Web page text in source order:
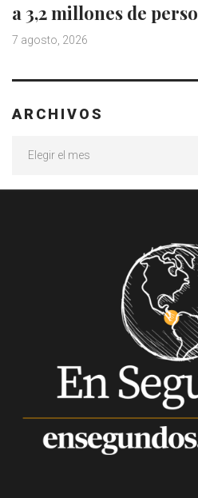
a 3,2 millones de
7 agosto, 2026
ARCHIVOS